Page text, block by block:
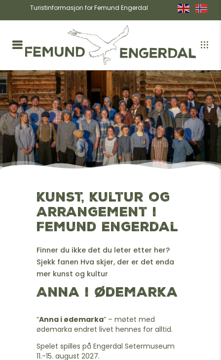
Turistinformasjon for Femund Engerdal
Kunst, kultur og
arrangement i
Femund Engerdal
Finner du ikke det du leter etter her?
Sjekk fanen Hva skjer, der er det enda
mer kunst og kultur
Anna i Ødemarka
“Anna i ødemarka” – møtet med
ødemarka endret livet hennes for alltid.
Spelet spilles på Engerdal Setermuseum
11.-15. august 2027.